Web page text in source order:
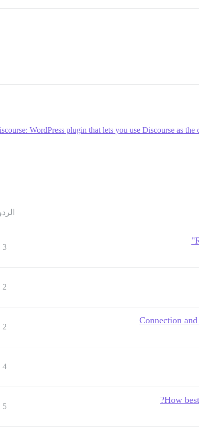
WordPress plugin that lets you use Discourse as
3
2
Connection
2
4
How
5